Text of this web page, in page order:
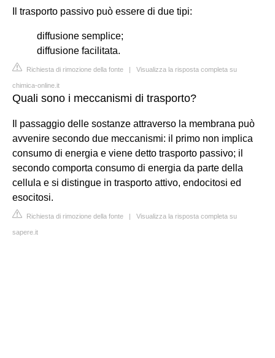
Il trasporto passivo può essere di due tipi:
diffusione semplice;
diffusione facilitata.
Richiesta di rimozione della fonte | Visualizza la risposta completa su
chimica-online.it
Quali sono i meccanismi di trasporto?
Il passaggio delle sostanze attraverso la membrana può
avvenire secondo due meccanismi: il primo non implica
consumo di energia e viene detto trasporto passivo; il
secondo comporta consumo di energia da parte della
cellula e si distingue in trasporto attivo, endocitosi ed
esocitosi.
Richiesta di rimozione della fonte | Visualizza la risposta completa su
sapere.it